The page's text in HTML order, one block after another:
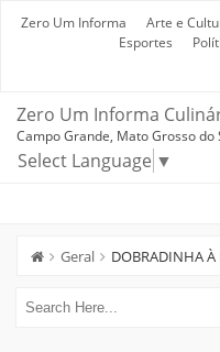
Zero Um Informa Arte e
Esportes
Zero Um Informa
Campo Grande, Mato Grosso do
Select Language ▼
Geral DOBRADINHA À